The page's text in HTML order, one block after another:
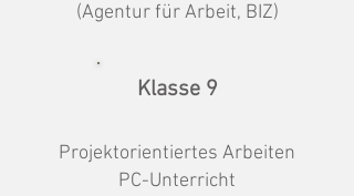
(Agentur für Arbeit, BIZ)
Klasse 9
Projektorientiertes Arbeiten
PC-Unterricht